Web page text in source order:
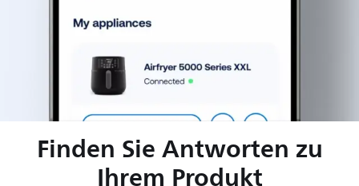
Finden Sie Antworten zu
Ihrem Produkt